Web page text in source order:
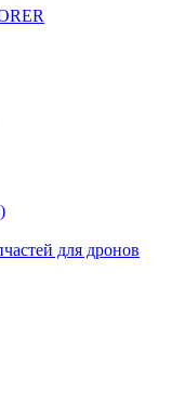
для дронов